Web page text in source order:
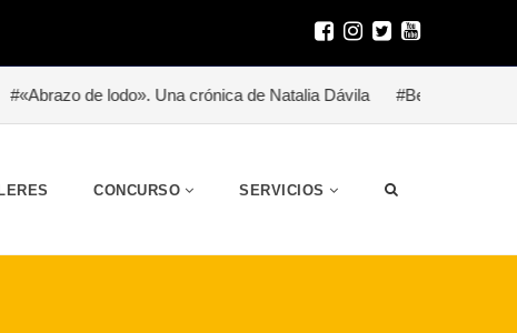
crónica de Natalia Dávila #Besitoterapia para un héroe
CONCURSO SERVICIOS